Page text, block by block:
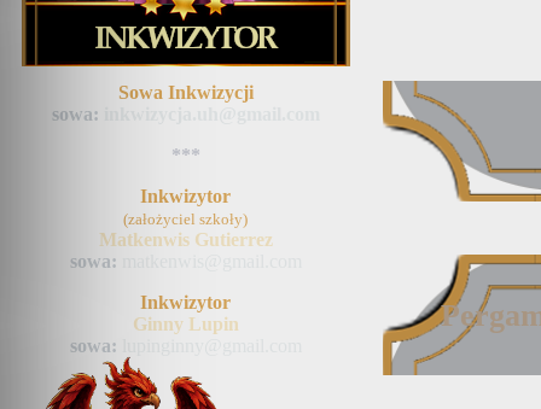
Sowa Inkwizycji
sowa:
***
Inkwizytor
(założyciel szkoły)
Matkenwis Gutierrez
sowa:
Inkwizytor
Ginny Lupin
sowa: